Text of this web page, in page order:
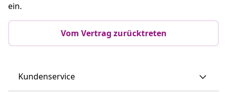
ein.
Vom Vertrag zurücktreten
Kundenservice